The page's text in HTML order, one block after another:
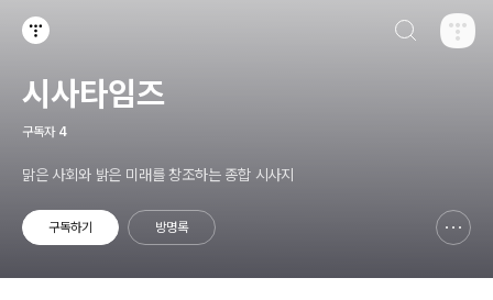
시사타임즈
구독자 4
맑은 사회와 밝은 미래를 창조하는 종합 시사지
구독하기 방명록